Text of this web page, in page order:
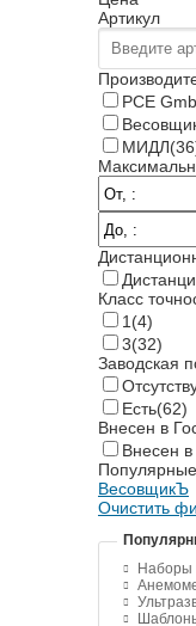
Артикул
PCE
МИДЛ
Класс
1(4)
3(32)
Заводская
Есть(62)
Внесен в
Внесен
ВесовщикЪ
Очистить
Наборы